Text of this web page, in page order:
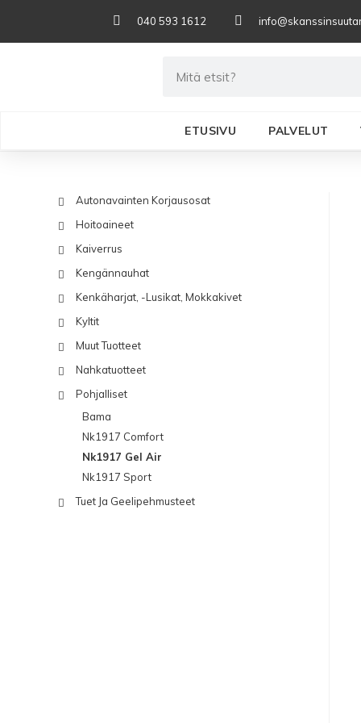
040 593 1612
ETUSIVU PALVELUT
Autonavainten Korjausosat
Hoitoaineet
Kaiverrus
Kengännauhat
Kenkäharjat, -lusikat, Mokkakivet
Kyltit
Muut Tuotteet
Nahkatuotteet
Pohjalliset
Bama
Nk1917 Comfort
Nk1917 Gel Air
Nk1917 Sport
Tuet Ja Geelipehmusteet